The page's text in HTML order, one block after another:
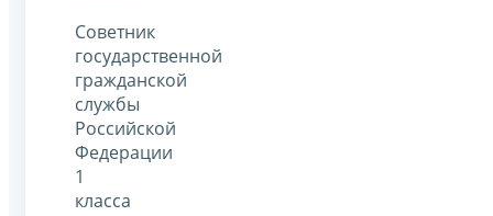
Советник
государственной
гражданской
службы
Российской
Федерации
1
класса